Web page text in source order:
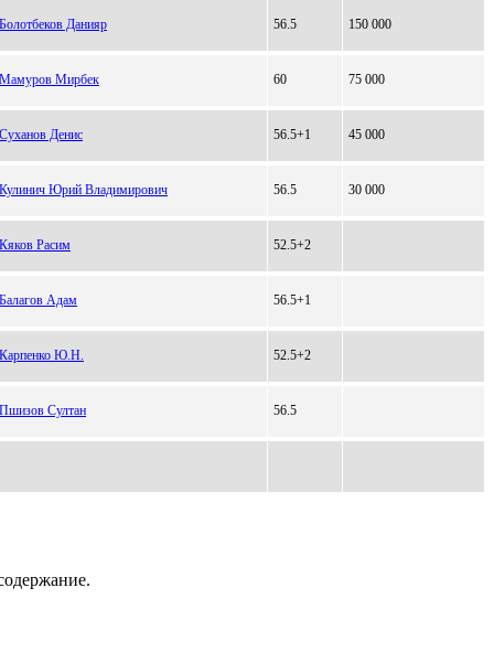
Болотбеков Данияр 56.5 150 000
Мамуров Мирбек 60 75 000
Суханов Денис 56.5+1 45 000
Кулинич Юрий Владимирович 56.5 30 000
Кяков Расим 52.5+2
Балагов Адам 56.5+1
Карпенко Ю.Н. 52.5+2
Пшизов Султан 56.5